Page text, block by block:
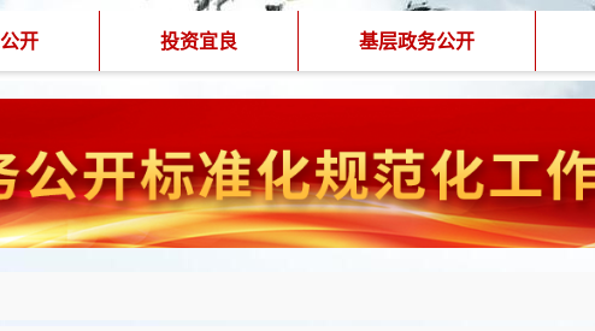
开 投资宜良 基层政务公开